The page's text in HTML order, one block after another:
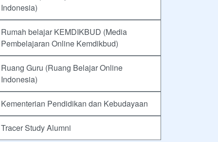
Indonesia)
Rumah belajar KEMDIKBUD (Media
Pembelajaran Online Kemdikbud)
Ruang Guru (Ruang Belajar Online
Indonesia)
Kementerian Pendidikan dan Kebudayaan
Tracer Study Alumni